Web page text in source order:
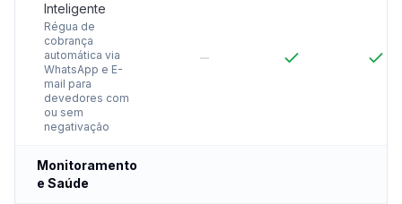
Inteligente
Régua de
cobrança
automática via
WhatsApp e E-
mail para
devedores com
ou sem
negativação
Monitoramento
e Saúde